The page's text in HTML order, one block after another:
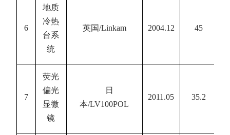
6
地质
冷热
台系
统
英国/Linkam 2004.12 45
7
荧光
偏光
显微
镜
日
本/LV100POL
2011.05 35.2